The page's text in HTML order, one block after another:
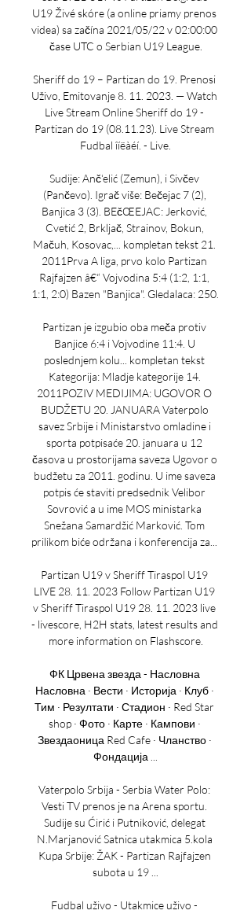
U19 Živé skóre (a online priamy prenos
videa) sa začína 2021/05/22 v 02:00:00
čase UTC o Serbian U19 League.
Sheriff do 19 – Partizan do 19. Prenosi
Uživo, Emitovanje 8. 11. 2023. — Watch
Live Stream Online Sheriff do 19 -
Partizan do 19 (08.11.23). Live Stream
Fudbal îíëàéí. - Live.
Sudije: Anč‘elić (Zemun), i Sivčev
(Pančevo). Igrač više: Bečejac 7 (2),
Banjica 3 (3). BEčŒEJAC: Jerković,
Cvetić 2, Brkljač, Strainov, Bokun,
Mačuh, Kosovac,... kompletan tekst 21.
2011Prva A liga, prvo kolo Partizan
Rajfajzen â€“ Vojvodina 5:4 (1:2, 1:1,
1:1, 2:0) Bazen "Banjica". Gledalaca: 250.
Partizan je izgubio oba meča protiv
Banjice 6:4 i Vojvodine 11:4. U
poslednjem kolu... kompletan tekst
Kategorija: Mladje kategorije 14.
2011POZIV MEDIJIMA: UGOVOR O
BUDŽETU 20. JANUARA Vaterpolo
savez Srbije i Ministarstvo omladine i
sporta potpisaće 20. januara u 12
časova u prostorijama saveza Ugovor o
budžetu za 2011. godinu. U ime saveza
potpis će staviti predsednik Velibor
Sovrović a u ime MOS ministarka
Snežana Samardžić Marković. Tom
prilikom biće održana i konferencija za...
Partizan U19 v Sheriff Tiraspol U19
LIVE 28. 11. 2023 Follow Partizan U19
v Sheriff Tiraspol U19 28. 11. 2023 live
- livescore, H2H stats, latest results and
more information on Flashscore.
ФК Црвена звезда - Насловна
Насловна · Вести · Историја · Клуб ·
Тим · Резултати · Стадион · Red Star
shop · Фото · Карте · Кампови ·
Звездаоница Red Cafe · Чланство ·
Фондација ...
Vaterpolo Srbija - Serbia Water Polo:
Vesti TV prenos je na Arena sportu.
Sudije su Ćirić i Putniković, delegat
N.Marjanović Satnica utakmica 5.kola
Kupa Srbije: ŽAK - Partizan Rajfajzen
subota u 19 ...
Fudbal uživo - Utakmice uživo -